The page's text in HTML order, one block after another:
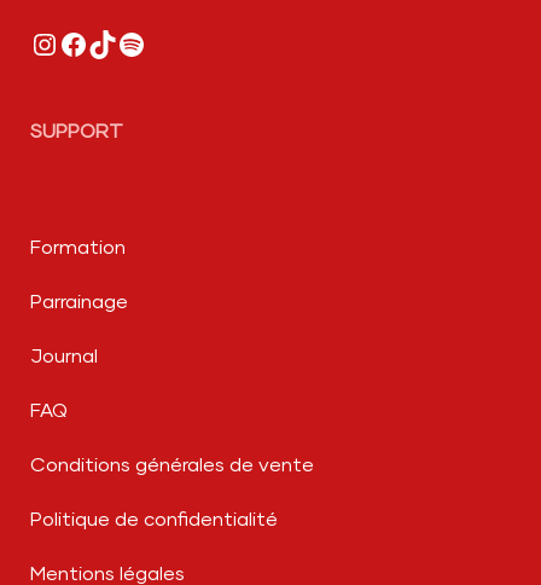
Instagram
Facebook
TikTok
Spotify
SUPPORT
Formation
Parrainage
Journal
FAQ
Conditions générales de vente
Politique de confidentialité
Mentions légales